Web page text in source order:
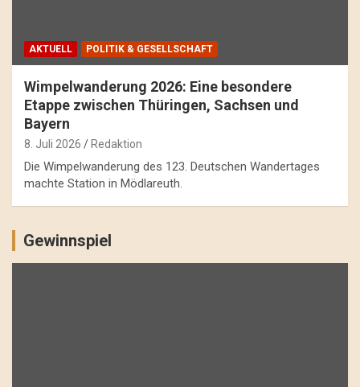
AKTUELL POLITIK & GESELLSCHAFT
Wimpelwanderung 2026: Eine besondere
Etappe zwischen Thüringen, Sachsen und
Bayern
8. Juli 2026 Redaktion
Die Wimpelwanderung des 123. Deutschen Wandertages
machte Station in Mödlareuth.
Gewinnspiel